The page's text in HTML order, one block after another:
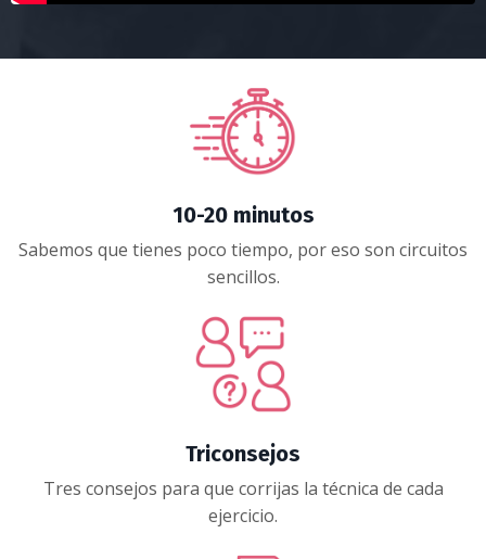
10-20 minutos
Sabemos que tienes poco tiempo, por eso son circuitos
sencillos.
Triconsejos
Tres consejos para que corrijas la técnica de cada
ejercicio.